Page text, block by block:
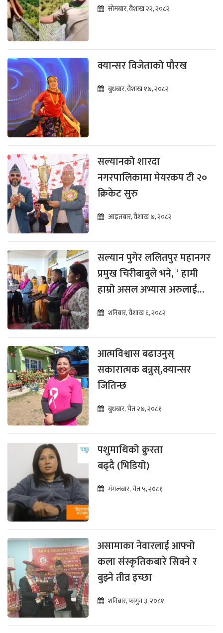
सोमबार, वैशाख २२, २०८२
क्यान्सर विजेताको पौरख
बुधबार, वैशाख १७, २०८२
सल्यानको शारदा
नगरपालिकामा मेयरकप टी २०
क्रिकेट सुरु
आइतबार, वैशाख ७, २०८२
सल्यान पुगेर ललितपुर महानगर
प्रमुख चिरीबाबुले भने, ‘ हामी
हाम्रो असल अभ्यास अरुलाई
सिकाउन चाहन्छौँ ’
शनिबार, वैशाख ६, २०८२
आत्मविश्वास बढाउनुस्
सकारात्मक बन्नुस्,क्यान्सर
जितिन्छ
बुधबार, चैत २७, २०८१
पशुमाथिको क्रुरता
बढ्दै (भिडियो)
मंगलबार, चैत ५, २०८१
असामाका नेवारलाई आफ्नो
कला संस्कृतिकबारे सिक्ने र
बुझ्ने तीव्र इच्छा
शनिबार, फागुन ३, २०८१